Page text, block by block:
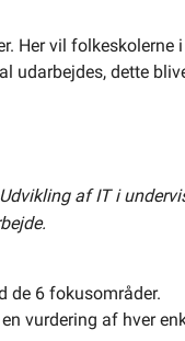
Her vil folkeskolerne i
udarbejdes, dette
af IT i
de 6 fokusområder.
vurdering af hver